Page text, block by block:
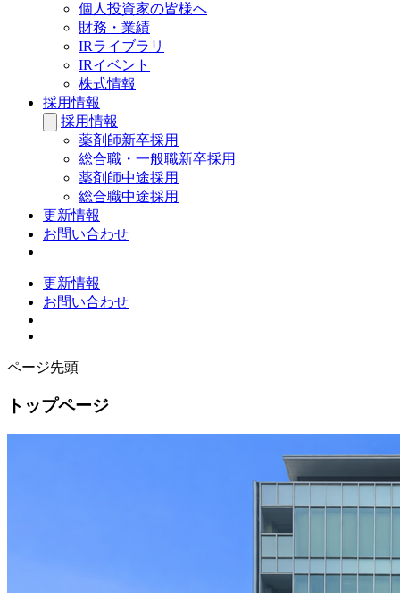
個人投資家の皆様へ
財務・業績
IRライブラリ
IRイベント
株式情報
採用情報
採用情報
薬剤師新卒採用
総合職・一般職新卒採用
薬剤師中途採用
総合職中途採用
更新情報
お問い合わせ
更新情報
お問い合わせ
ページ先頭
トップページ